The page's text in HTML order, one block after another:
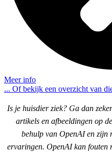
Meer info
... Of bekijk een overzicht van
Is je huisdier ziek? Ga dan
artikels en afbeeldingen op
behulp van OpenAI en zijn
ervaringen. OpenAI kan fouten